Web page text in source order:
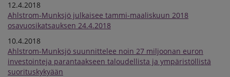
12.4.2018
Ahlstrom-Munksjö julkaisee tammi-maaliskuun 2018
osavuosikatsauksen 24.4.2018
10.4.2018
Ahlstrom-Munksjö suunnittelee noin 27 miljoonan euron
investointeja parantaakseen taloudellista ja ympäristöllistä
suorituskykyään